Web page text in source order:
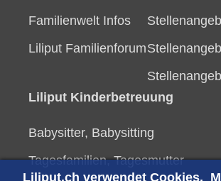
Familienwelt Infos
Liliput Familienforum
Liliput Kinderbetreuung
Babysitter, Babysitting
Tagesfamilien, Tagesmutter
Liliput.ch verwendet Cookies.